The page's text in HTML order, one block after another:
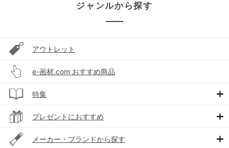
ジャンルから探す
アウトレット
e-画材.com おすすめ商品
特集
プレゼントにおすすめ
メーカー・ブランドから探す